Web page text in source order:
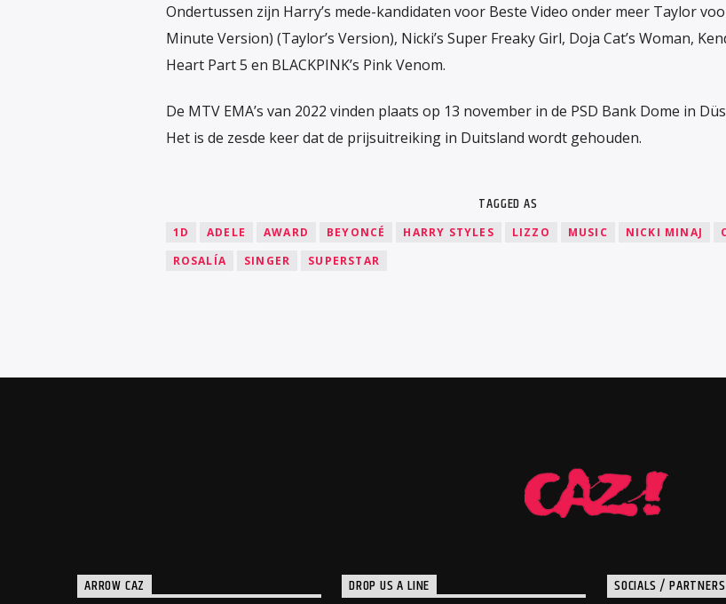
Ondertussen zijn Harry’s mede-kandidaten voor Beste Video onder meer Taylor
Minute Version) (Taylor’s Version), Nicki’s Super Freaky Girl, Doja Cat’s Woman,
Heart Part 5 en BLACKPINK’s Pink Venom.
De MTV EMA’s van 2022 vinden plaats op 13 november in de PSD Bank Dome in
Het is de zesde keer dat de prijsuitreiking in Duitsland wordt gehouden.
TAGGED AS
1D ADELE AWARD BEYONCÉ HARRY STYLES LIZZO MUSIC NICKI MINAJ
ROSALÍA
SINGER SUPERSTAR
ARROW CAZ DROP US A LINE SOCIALS / PARTNERS